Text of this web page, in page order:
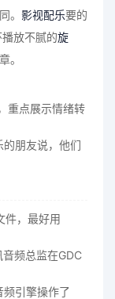
。 影视配乐要的
放不腻的旋
。
重点展示情绪转
朋友说，他们
件，最好用
频总监在GDC
引擎操作了